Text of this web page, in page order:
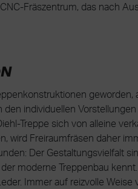
Fräszentrum, das nach
individuellen
Treppe sich von alleine
Freiraumfräsen daher
Der Gestaltungsvielfalt
moderne Treppenbau
Immer auf reizvolle